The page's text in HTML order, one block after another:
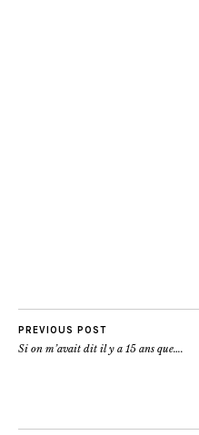
PREVIOUS POST
Si on m’avait dit il y a 15 ans que….